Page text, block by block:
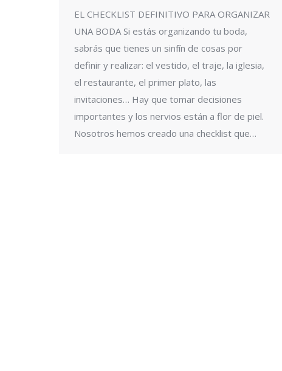
EL CHECKLIST DEFINITIVO PARA ORGANIZAR
UNA BODA Si estás organizando tu boda,
sabrás que tienes un sinfín de cosas por
definir y realizar: el vestido, el traje, la iglesia,
el restaurante, el primer plato, las
invitaciones… Hay que tomar decisiones
importantes y los nervios están a flor de piel.
Nosotros hemos creado una checklist que…